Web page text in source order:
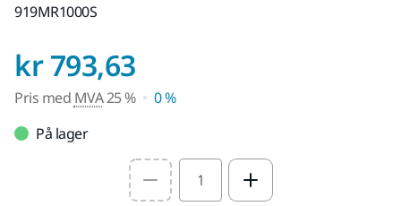
919MR1000S
kr 793,63Pris med MVA 25 %
Pris med MVA25 %
0 %
På lager
Select quantity value